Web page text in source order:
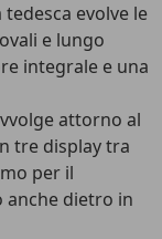
evolve le
e lungo
integrale e una
attorno al
tre display tra
per il
anche dietro in